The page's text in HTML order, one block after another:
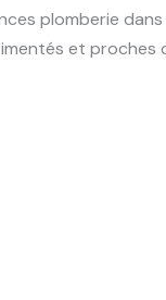
plomberie dans
et proches